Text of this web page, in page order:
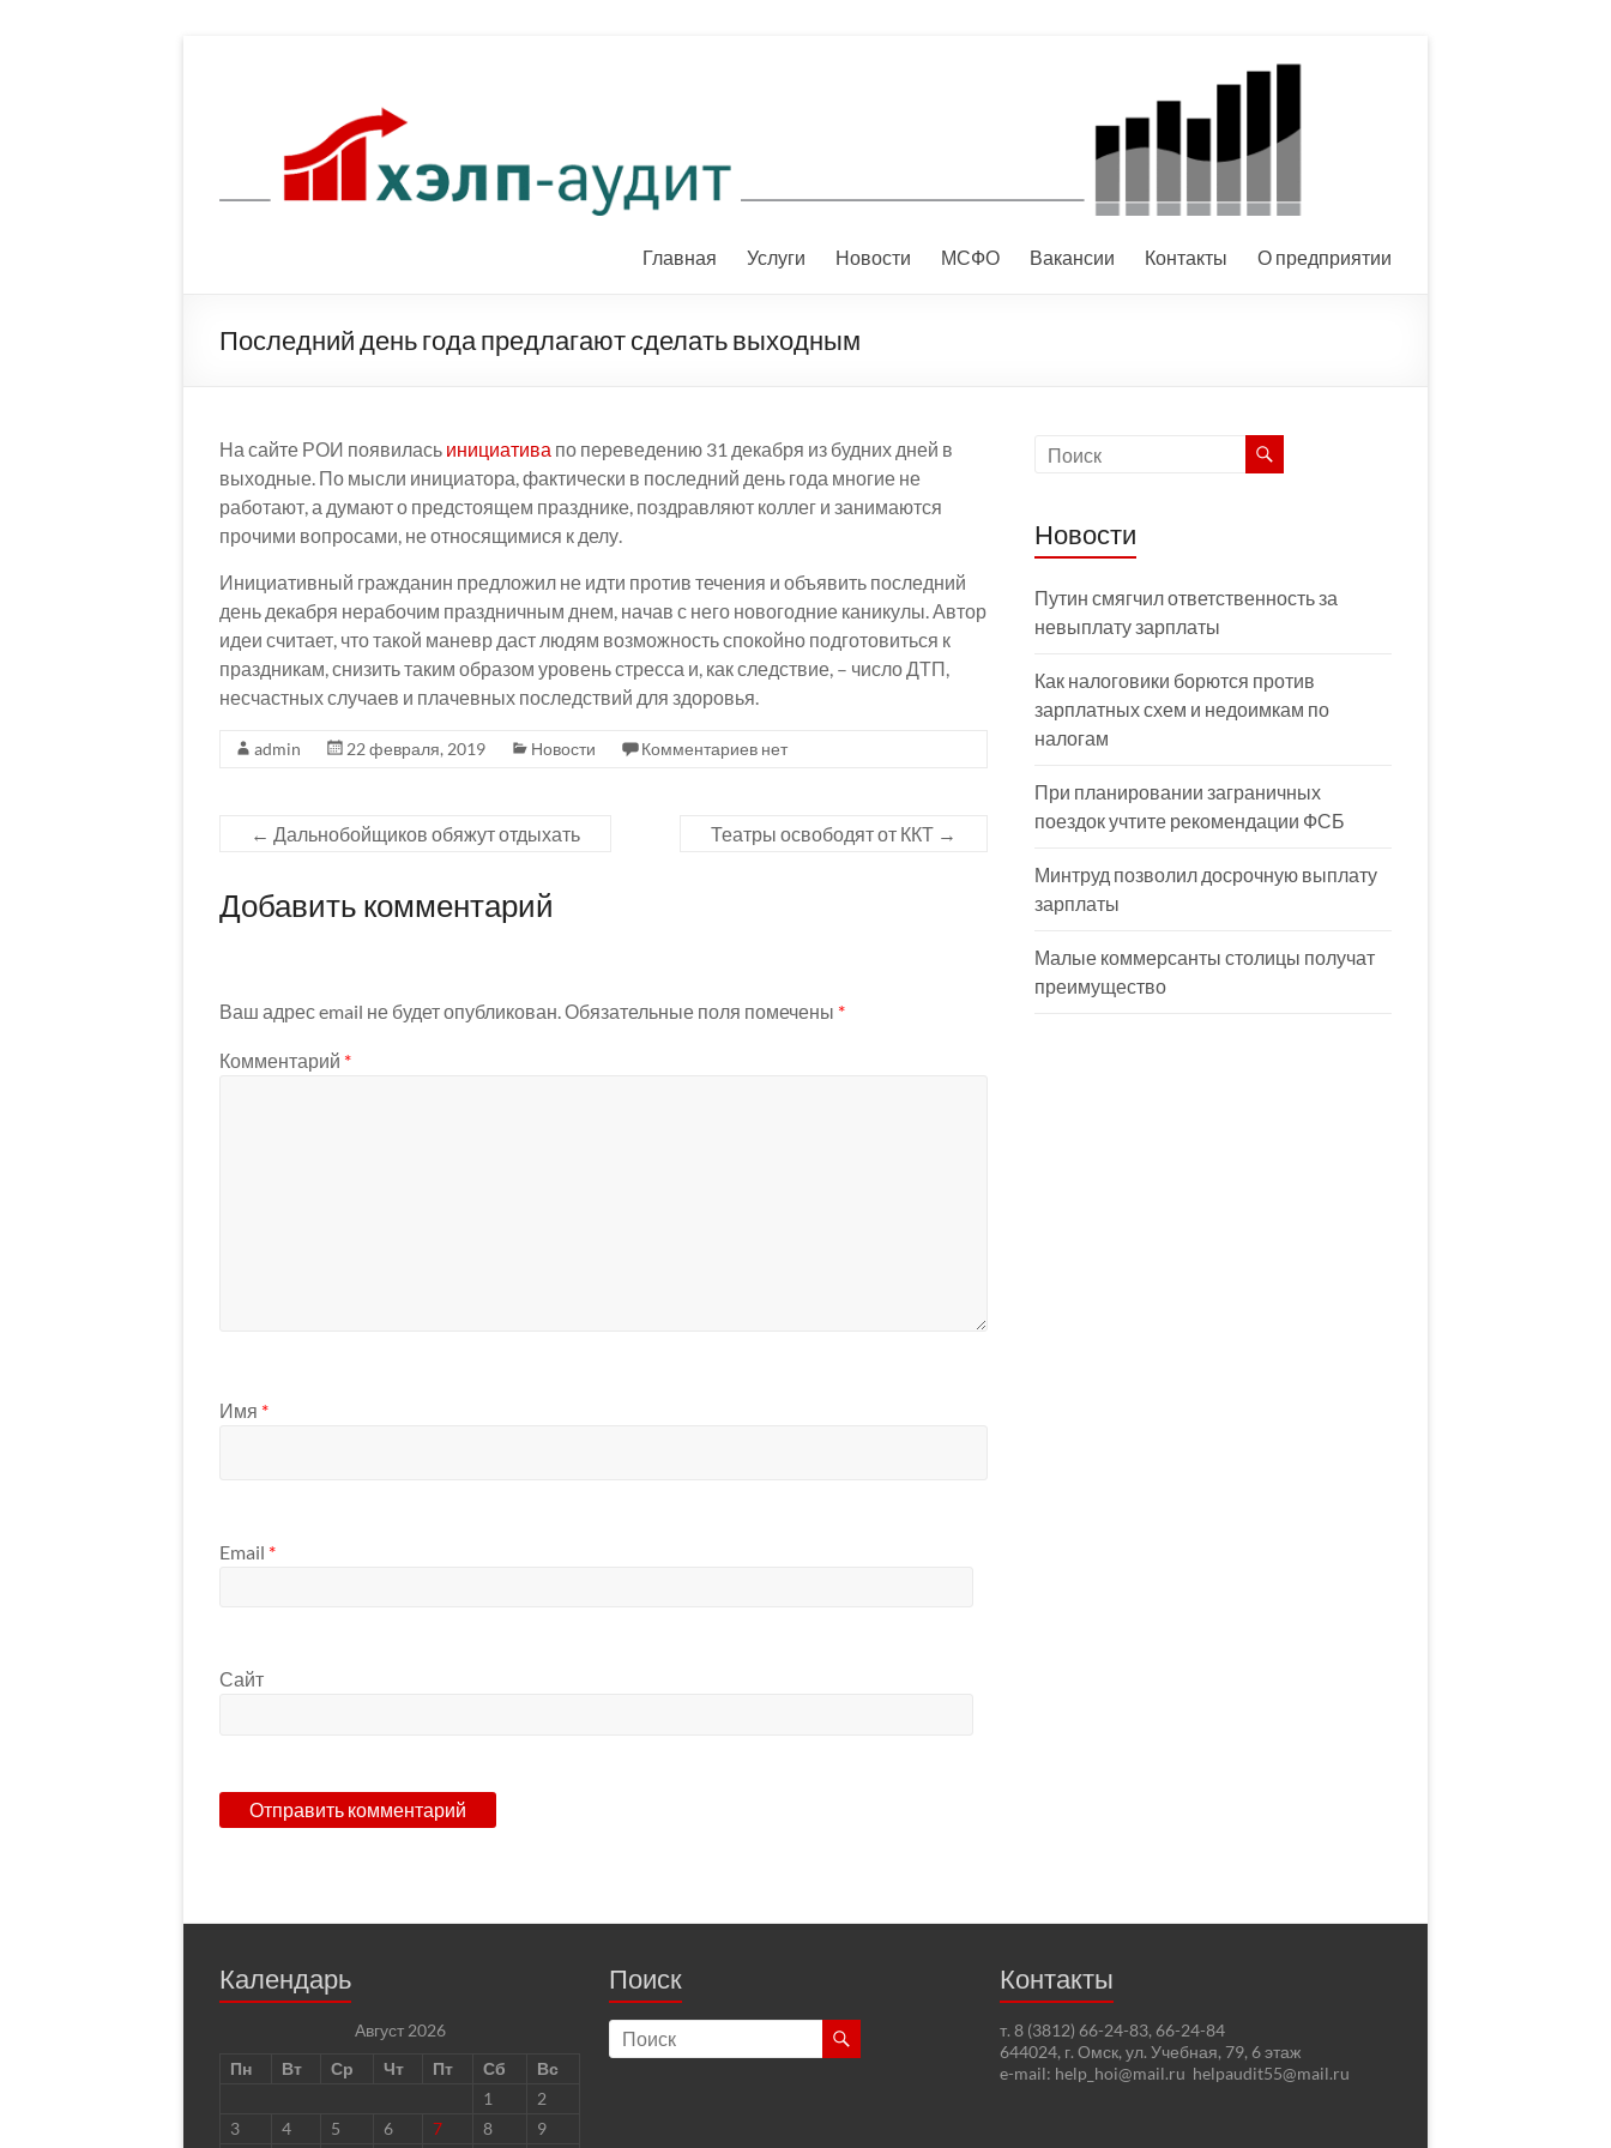
Главная Услуги Новости МСФО Вакансии Контакты О предприятии
Последний день года предлагают сделать выходным
На сайте РОИ появилась инициатива по переведению 31 декабря из будних дней в
выходные. По мысли инициатора, фактически в последний день года многие не
работают, а думают о предстоящем празднике, поздравляют коллег и занимаются
прочими вопросами, не относящимися к делу.
Инициативный гражданин предложил не идти против течения и объявить последний
день декабря нерабочим праздничным днем, начав с него новогодние каникулы. Автор
идеи считает, что такой маневр даст людям возможность спокойно подготовиться к
праздникам, снизить таким образом уровень стресса и, как следствие, – число ДТП,
несчастных случаев и плачевных последствий для здоровья.
admin 22 февраля, 2019 Новости Комментариев нет
← Дальнобойщиков обяжут отдыхать Театры освободят от ККТ →
Добавить комментарий
Ваш адрес email не будет опубликован. Обязательные поля помечены *
Комментарий *
Имя *
Email *
Сайт
Новости
Путин смягчил ответственность за
невыплату зарплаты
Как налоговики борются против
зарплатных схем и недоимкам по
налогам
При планировании заграничных
поездок учтите рекомендации ФСБ
Минтруд позволил досрочную выплату
зарплаты
Малые коммерсанты столицы получат
преимущество
Календарь
Август 2026
Пн
Вт Ср Чт Пт Сб
Вс
1
2
3
4 5 6 7 8
9
Поиск Контакты
т. 8 (3812) 66-24-83, 66-24-84
644024, г. Омск, ул. Учебная, 79, 6 этаж
e-mail: help_hoi@mail.ru helpaudit55@mail.ru